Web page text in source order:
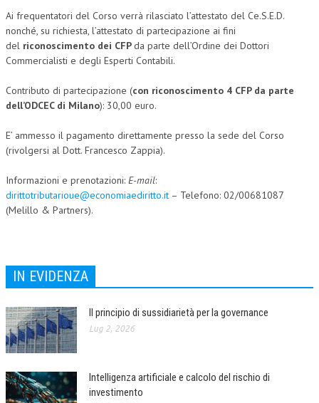
DOCUMENTI
TESI DI LAUREA
INVITI E PROMOZIONI
Ai frequentatori del Corso verrà rilasciato l’attestato del Ce.S.E.D.
nonché, su richiesta, l’attestato di partecipazione ai fini
del riconoscimento dei CFPda parte dell’Ordine dei Dottori
Commercialisti e degli Esperti Contabili.
Contributo di partecipazione (con riconoscimento 4 CFP da parte
dell’ODCEC di Milano): 30,00 euro.
E’ ammesso il pagamento direttamente presso la sede del Corso
(rivolgersi al Dott. Francesco Zappia).
Informazioni e prenotazioni: E-mail:
dirittotributarioue@economiaediritto.it – Telefono: 02/00681087
(Melillo & Partners).
IN EVIDENZA
Il principio di sussidiarietà per la governance
Lug 2, 2026
Intelligenza artificiale e calcolo del rischio di
investimento